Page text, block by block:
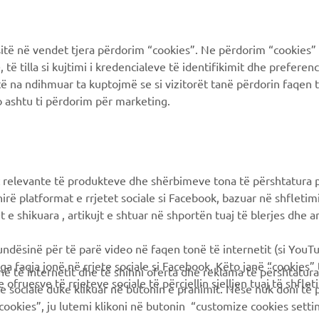
Yamaha Music
Yamaha Racing
Differenziata prodotti
Yamaha
Supporto clienti
Catalogo dei ricambi
esauste
në vendet tjera përdorim “cookies”. Ne përdorim
tilla si kujtimi i kredencialeve të identifikimit dhe
na ndihmuar ta kuptojmë se si vizitorët tanë përdorin
ti përdorim për marketing.
të produkteve dhe shërbimeve tona të përshtatura
platformat e rrjetet sociale si Facebook, bazuar në
shikuara , artikujt e shtuar në shportën tuaj të blerjes dhe
për të parë video në faqen tonë të internetit (si
faqja jonë në rrjete sociale si Facebook. Këto janë
ofruesve të rrjeteve sociale të përcjellin sjelljen tuaj të
të internetit dhe të shihni oferta dhe reklama të
sociale duke klikuar në butonin e pranimit. Nëse nuk doni të
ju lutemi klikoni në butonin “customize cookies